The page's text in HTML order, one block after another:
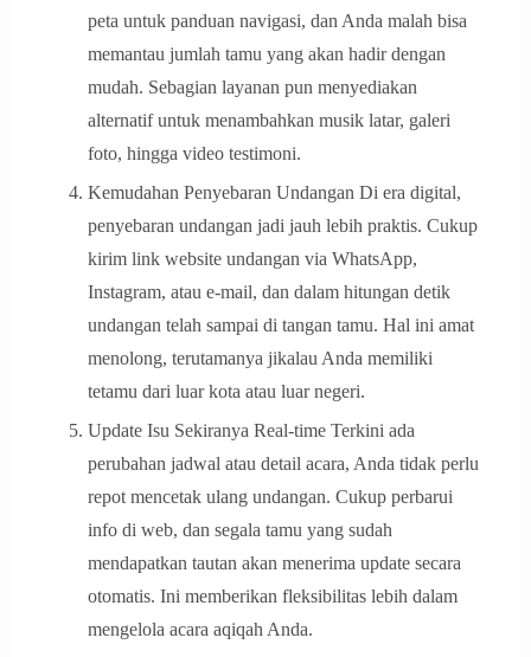
peta untuk panduan navigasi, dan Anda malah bisa
memantau jumlah tamu yang akan hadir dengan
mudah. Sebagian layanan pun menyediakan
alternatif untuk menambahkan musik latar, galeri
foto, hingga video testimoni.
Kemudahan Penyebaran Undangan Di era digital,
penyebaran undangan jadi jauh lebih praktis. Cukup
kirim link website undangan via WhatsApp,
Instagram, atau e-mail, dan dalam hitungan detik
undangan telah sampai di tangan tamu. Hal ini amat
menolong, terutamanya jikalau Anda memiliki
tetamu dari luar kota atau luar negeri.
Update Isu Sekiranya Real-time Terkini ada
perubahan jadwal atau detail acara, Anda tidak perlu
repot mencetak ulang undangan. Cukup perbarui
info di web, dan segala tamu yang sudah
mendapatkan tautan akan menerima update secara
otomatis. Ini memberikan fleksibilitas lebih dalam
mengelola acara aqiqah Anda.